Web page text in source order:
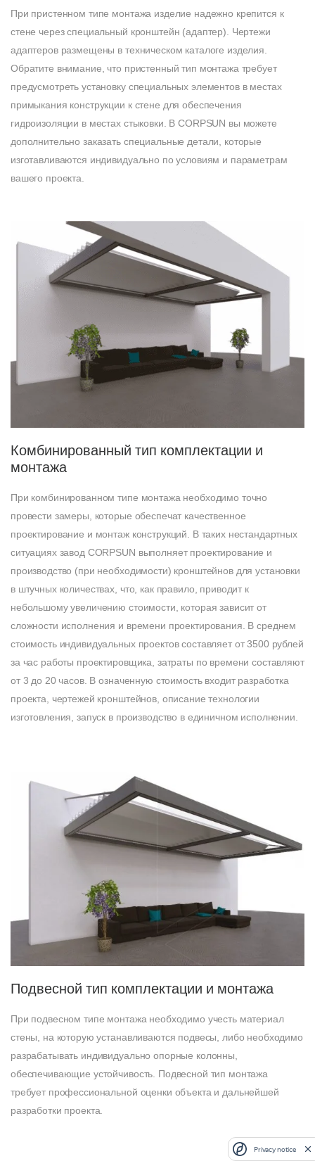
При пристенном типе монтажа изделие надежно крепится к
стене через специальный кронштейн (адаптер). Чертежи
адаптеров размещены в техническом каталоге изделия.
Обратите внимание, что пристенный тип монтажа требует
предусмотреть установку специальных элементов в местах
примыкания конструкции к стене для обеспечения
гидроизоляции в местах стыковки. В CORPSUN вы можете
дополнительно заказать специальные детали, которые
изготавливаются индивидуально по условиям и параметрам
вашего проекта.
Комбинированный тип комплектации и
монтажа
При комбинированном типе монтажа необходимо точно
провести замеры, которые обеспечат качественное
проектирование и монтаж конструкций. В таких нестандартных
ситуациях завод CORPSUN выполняет проектирование и
производство (при необходимости) кронштейнов для установки
в штучных количествах, что, как правило, приводит к
небольшому увеличению стоимости, которая зависит от
сложности исполнения и времени проектирования. В среднем
стоимость индивидуальных проектов составляет от 3500 рублей
за час работы проектировщика, затраты по времени составляют
от 3 до 20 часов. В означенную стоимость входит разработка
проекта, чертежей кронштейнов, описание технологии
изготовления, запуск в производство в единичном исполнении.
Подвесной тип комплектации и монтажа
При подвесном типе монтажа необходимо учесть материал
стены, на которую устанавливаются подвесы, либо необходимо
разрабатывать индивидуально опорные колонны,
обеспечивающие устойчивость. Подвесной тип монтажа
требует профессиональной оценки объекта и дальнейшей
разработки проекта.
Privacy notice